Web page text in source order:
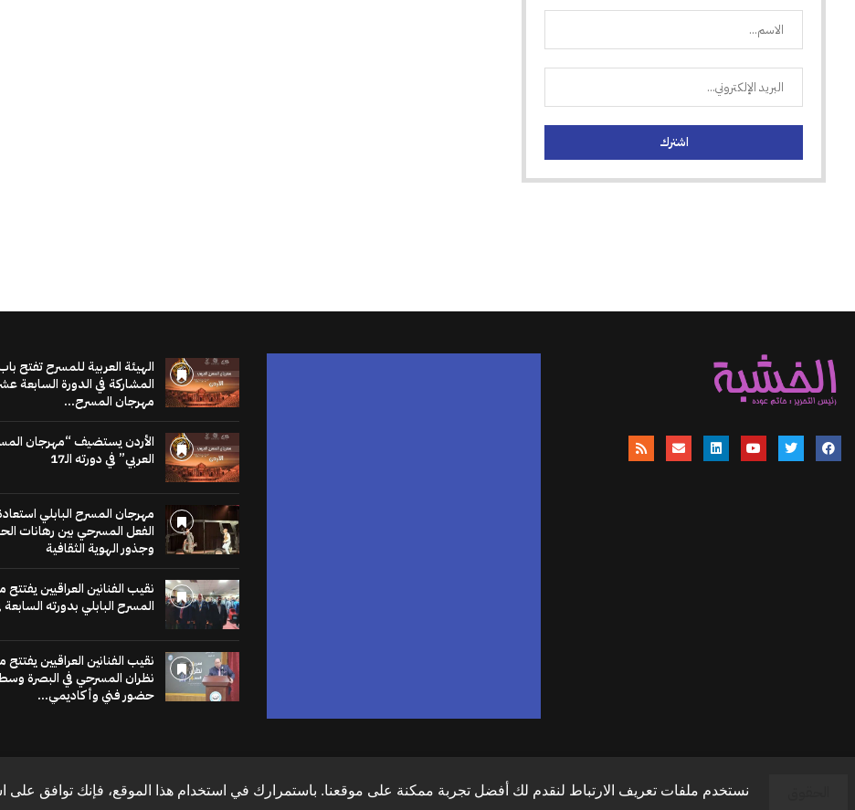
الهيئة العربية للمسرح تفتح
المشاركة في الدورة السابعة
مهرجان المسرح...
الأردن يستضيف “مهرجان
العربي” في دورته الـ17
مهرجان المسرح البابلي
الفعل المسرحي بين رهانات
وجذور الهوية الثقافية
نقيب الفنانين العراقيين
المسرح البابلي بدورته السابعة
نقيب الفنانين العراقيين
نظران المسرحي في البصرة
حضور فني وأكاديمي...
نستخدم ملفات تعريف الارتباط لنقدم لك أفضل تجربة ممكنة على موقعنا. باستمرارك في استخدام هذا الموقع، فإنك توافق على